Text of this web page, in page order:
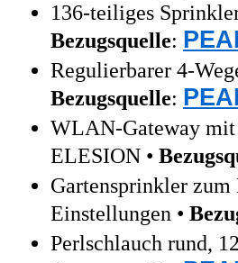
136-teiliges
Bezugsquelle:
Regulierbarer 4-
Bezugsquelle:
WLAN-Gateway
ELESION •
Gartensprinkler zum
Einstellungen •
Perlschlauch rund,